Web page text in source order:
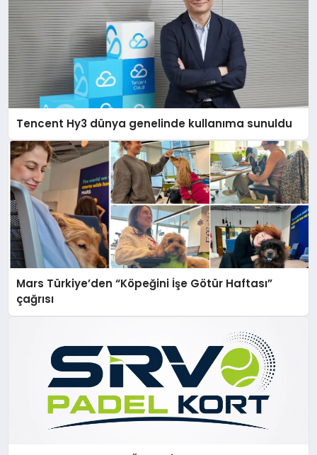
Tencent Hy3 dünya genelinde kullanıma sunuldu
Mars Türkiye’den “Köpeğini İşe Götür Haftası”
çağrısı